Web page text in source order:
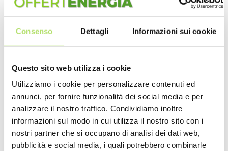
Consenso Dettagli Informazioni sui cookie
Questo sito web utilizza i cookie
Utilizziamo i cookie per personalizzare contenuti ed
annunci, per fornire funzionalità dei social media e per
analizzare il nostro traffico. Condividiamo inoltre
informazioni sul modo in cui utilizza il nostro sito con i
nostri partner che si occupano di analisi dei dati web,
pubblicità e social media, i quali potrebbero combinarle
minore, salvaguardando e tutelando di
conseguenza l’ambiente, questo avrà
ripercussioni positive non solo immediate, ma
anche sul futuro;
elevato per le migliorie energetiche, il risparmio
in bolletta permette di riassorbirli nel giro di
qualche anno, dopo i quali il risparmio sarà
netto; inoltre, per quanto riguarda gli edifici
privati, sono sempre attivi dei bonus per